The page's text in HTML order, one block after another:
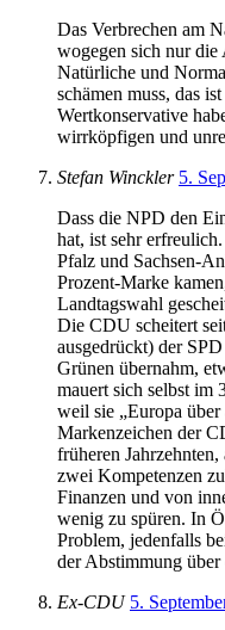
Das Verbrechen am
wogegen sich nur die
Natürliche und
schämen muss, das
Wertkonservative
wirrköpfigen und
Stefan Winckler 5.
Dass die NPD den
hat, ist sehr
Pfalz und Sachsen-
Prozent-Marke
Landtagswahl
Die CDU scheitert
ausgedrückt) der
Grünen übernahm,
mauert sich selbst im
weil sie „Europa
Markenzeichen der
früheren
zwei Kompetenzen
Finanzen und von
wenig zu spüren. In
Problem, jedenfalls
der Abstimmung über
Ex-CDU 5.